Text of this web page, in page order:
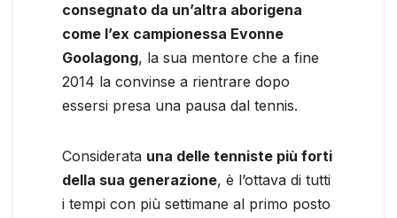
consegnato da un’altra aborigena
come l’ex campionessa Evonne
Goolagong, la sua mentore che a fine
2014 la convinse a rientrare dopo
essersi presa una pausa dal tennis.
Considerata una delle tenniste più forti
della sua generazione, è l’ottava di tutti
i tempi con più settimane al primo posto